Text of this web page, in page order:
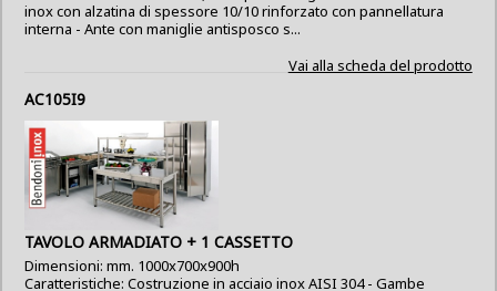
inox con alzatina di spessore 10/10 rinforzato con pannellatura
interna - Ante con maniglie antisposco s...
Vai alla scheda del prodotto
AC105I9
TAVOLO ARMADIATO + 1 CASSETTO
Dimensioni: mm. 1000x700x900h
Caratteristiche: Costruzione in acciaio inox AISI 304 - Gambe